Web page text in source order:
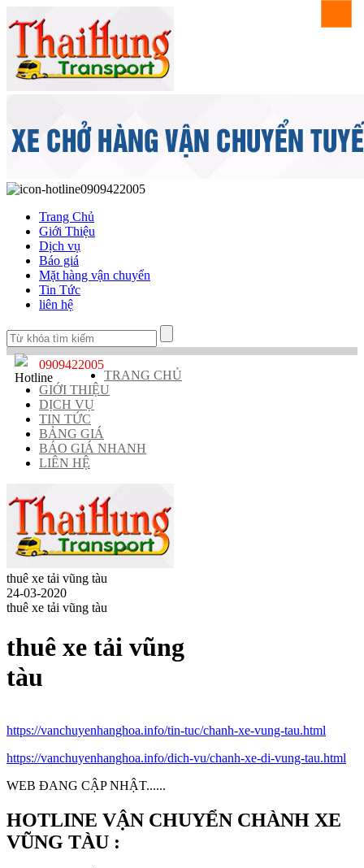
0909422005
Trang Chủ
Giới Thiệu
Dịch vụ
Báo giá
Mặt hàng vận chuyển
Tin Tức
liên hệ
0909422005
TRANG CHỦ
GIỚI THIỆU
DỊCH VỤ
TIN TỨC
BẢNG GIÁ
BÁO GIÁ NHANH
LIÊN HỆ
thuê xe tải vũng tàu
24-03-2020
thuê xe tải vũng tàu
thuê xe tải vũng
tàu
https://vanchuyenhanghoa.info/tin-tuc/chanh-xe-vung-tau.html
https://vanchuyenhanghoa.info/dich-vu/chanh-xe-di-vung-tau.html
WEB ĐANG CẬP NHẬT......
HOTLINE VẬN CHUYỂN CHÀNH XE
VŨNG TÀU :